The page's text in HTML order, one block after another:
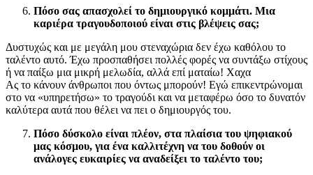
Πόσο σας απασχολεί το δημιουργικό κομμάτι. Μια
καριέρα τραγουδοποιού είναι στις βλέψεις σας;
Δυστυχώς και με μεγάλη μου στεναχώρια δεν έχω καθόλου το
ταλέντο αυτό. Έχω προσπαθήσει πολλές φορές να συντάξω στίχους
ή να παίξω μια μικρή μελωδία, αλλά επί ματαίω! Χαχα
Ας το κάνουν άνθρωποι που όντως μπορούν! Εγώ επικεντρώνομαι
στο να «υπηρετήσω» το τραγούδι και να μεταφέρω όσο το δυνατόν
καλύτερα αυτά που θέλει να πει ο δημιουργός του.
Πόσο δύσκολο είναι πλέον, στα πλαίσια του ψηφιακού
μας κόσμου, για ένα καλλιτέχνη να του δοθούν οι
ανάλογες ευκαιρίες να αναδείξει το ταλέντο του;